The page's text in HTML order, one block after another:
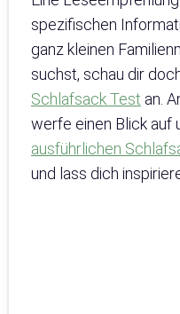
spezifischen
ganz kleinen
suchst, schau dir
Schlafsack Test an.
werfe einen Blick auf
ausführlichen
und lass dich